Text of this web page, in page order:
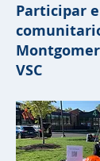
Participar
VSC